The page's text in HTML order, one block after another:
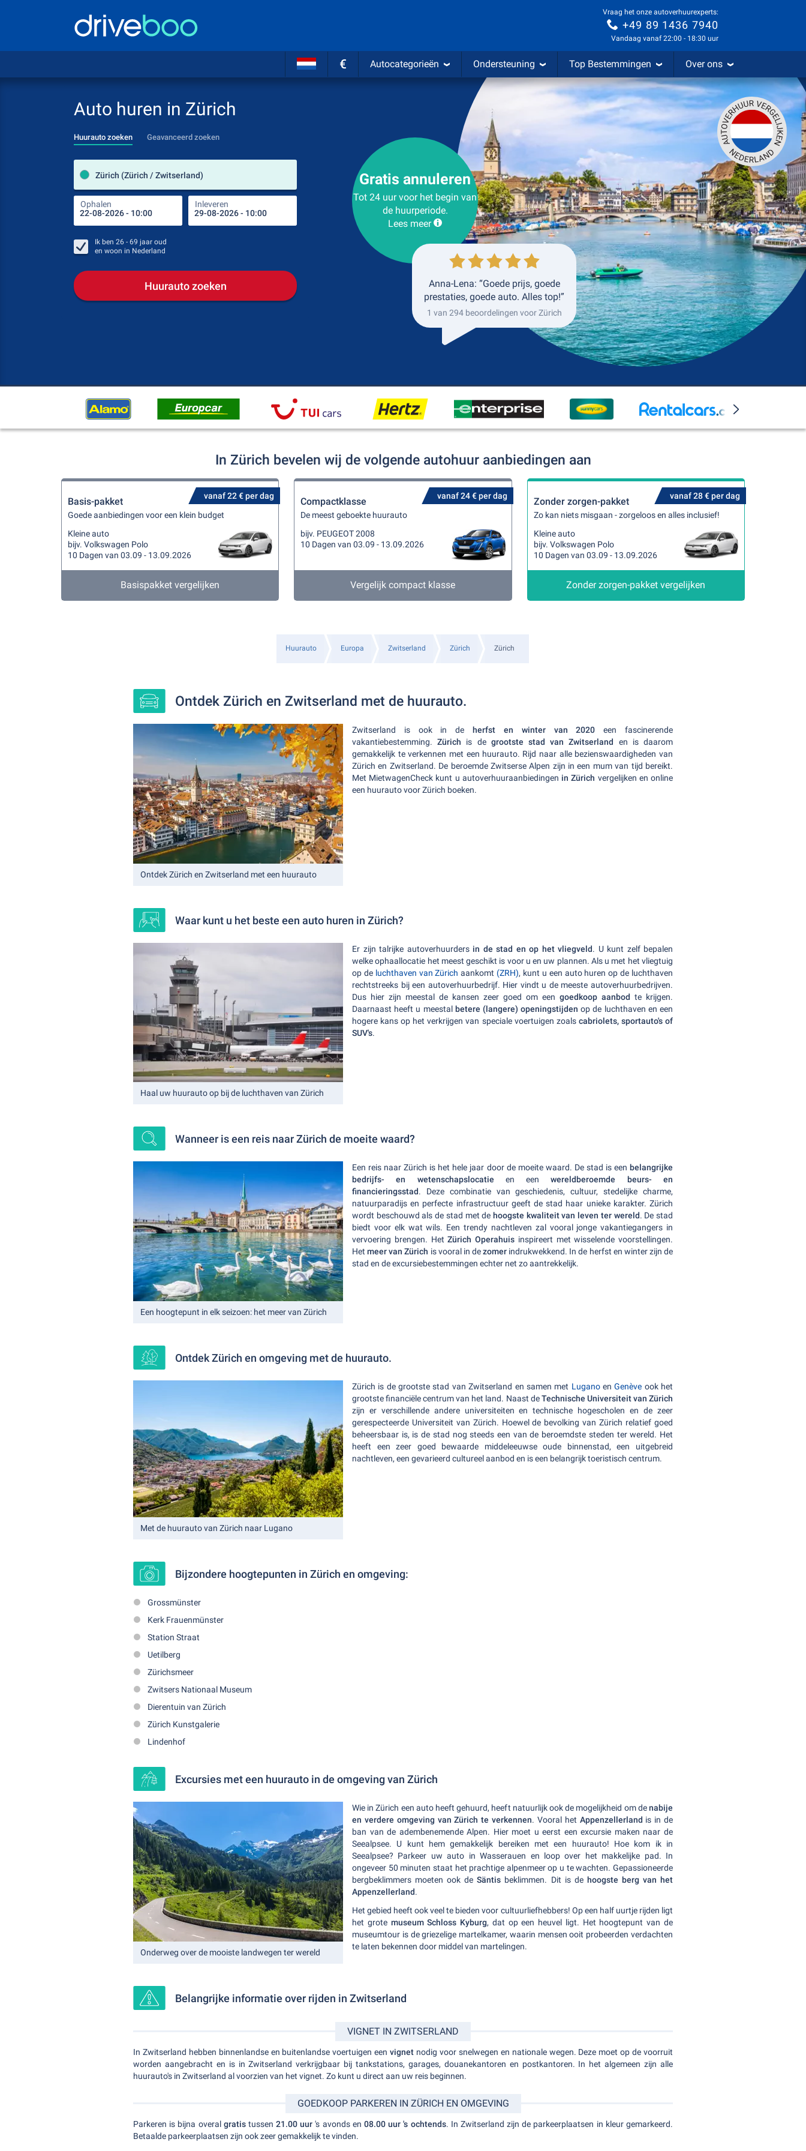
Vraag het onze autoverhuurexperts:
+49 89 1436 7940
Vandaag vanaf 22:00 - 18:30 uur
€ Autocategorieën Ondersteuning Top Bestemmingen Over ons
Auto huren in Zürich
Huurauto zoeken Geavanceerd zoeken
Zürich (Zürich / Zwitserland)
Ophalen Inleveren Plaats voor teruggave
Ik ben 26 - 69 jaar oud
en woon in Nederland
Huurauto zoeken
Gratis annuleren
Tot 24 uur voor het begin van
de huurperiode.
Lees meer
Anna-Lena: “Goede prijs, goede
prestaties, goede auto. Alles top!”
1 van 294 beoordelingen voor Zürich
In Zürich bevelen wij de volgende autohuur aanbiedingen aan
vanaf 22 € per dag
Basis-pakket
Goede aanbiedingen voor een klein budget
Kleine auto
bijv. Volkswagen Polo
10 Dagen van 03.09 - 13.09.2026
Basispakket vergelijken
vanaf 24 € per dag
Compactklasse
De meest geboekte huurauto
bijv. PEUGEOT 2008
10 Dagen van 03.09 - 13.09.2026
Vergelijk compact klasse
vanaf 28 € per dag
Zonder zorgen-pakket
Zo kan niets misgaan - zorgeloos en alles inclusief!
Kleine auto
bijv. Volkswagen Polo
10 Dagen van 03.09 - 13.09.2026
Zonder zorgen-pakket vergelijken
Huurauto Europa Zwitserland Zürich Zürich
Ontdek Zürich en Zwitserland met de huurauto.
Ontdek Zürich en Zwitserland met een huurauto
Zwitserland is ook in de herfst en winter van 2020 een fascinerende
vakantiebestemming.Zürich is de grootste stad van Zwitserland en is daarom
gemakkelijk te verkennen met een huurauto. Rijd naar alle bezienswaardigheden van
Zürich en Zwitserland. De beroemde Zwitserse Alpen zijn in een mum van tijd bereikt.
Met MietwagenCheck kunt u autoverhuuraanbiedingen in Zürich vergelijken en online
een huurauto voor Zürich boeken.
Waar kunt u het beste een auto huren in Zürich?
Haal uw huurauto op bij de luchthaven van Zürich
Er zijn talrijke autoverhuurders in de stad en op het vliegveld. U kunt zelf bepalen
welke ophaallocatie het meest geschikt is voor u en uw plannen. Als u met het vliegtuig
op de luchthaven van Zürich aankomt (ZRH), kunt u een auto huren op de luchthaven
rechtstreeks bij een autoverhuurbedrijf. Hier vindt u de meeste autoverhuurbedrijven.
Dus hier zijn meestal de kansen zeer goed om een goedkoop aanbod te krijgen.
Daarnaast heeft u meestal betere (langere) openingstijden op de luchthaven en een
hogere kans op het verkrijgen van speciale voertuigen zoals cabriolets, sportauto's of
SUV's.
Wanneer is een reis naar Zürich de moeite waard?
Een hoogtepunt in elk seizoen: het meer van Zürich
Een reis naar Zürich is het hele jaar door de moeite waard. De stad is een belangrijke
bedrijfs- en wetenschapslocatie en eenwereldberoemde beurs- en
financieringsstad. Deze combinatie van geschiedenis, cultuur, stedelijke charme,
natuurparadijs en perfecte infrastructuur geeft de stad haar unieke karakter. Zürich
wordt beschouwd als de stad met de hoogste kwaliteit van leven ter wereld. De stad
biedt voor elk wat wils. Een trendy nachtleven zal vooral jonge vakantiegangers in
vervoering brengen. HetZürich Operahuis inspireert met wisselende voorstellingen.
Hetmeer van Zürich is vooral in dezomer indrukwekkend. In de herfst en winter zijn de
stad en de excursiebestemmingen echter net zo aantrekkelijk.
Ontdek Zürich en omgeving met de huurauto.
Met de huurauto van Zürich naar Lugano
Zürich is de grootste stad van Zwitserland en samen met Lugano enGenève ook het
grootste financiële centrum van het land. Naast deTechnische Universiteit van Zürich
zijn er verschillende andere universiteiten en technische hogescholen en de zeer
gerespecteerde Universiteit van Zürich. Hoewel de bevolking van Zürich relatief goed
beheersbaar is, is de stad nog steeds een van de beroemdste steden ter wereld. Het
heeft een zeer goed bewaarde middeleeuwse oude binnenstad, een uitgebreid
nachtleven, een gevarieerd cultureel aanbod en is een belangrijk toeristisch centrum.
Bijzondere hoogtepunten in Zürich en omgeving:
Grossmünster
Kerk Frauenmünster
Station Straat
Uetilberg
Zürichsmeer
Zwitsers Nationaal Museum
Dierentuin van Zürich
Zürich Kunstgalerie
Lindenhof
Excursies met een huurauto in de omgeving van Zürich
Onderweg over de mooiste landwegen ter wereld
Wie in Zürich een auto heeft gehuurd, heeft natuurlijk ook de mogelijkheid om denabije
en verdere omgeving van Zürich te verkennen. Vooral het Appenzellerland is in de
ban van de adembenemende Alpen. Hier moet u eerst een excursie maken naar de
Seealpsee. U kunt hem gemakkelijk bereiken met een huurauto! Hoe kom ik in
Seealpsee? Parkeer uw auto in Wasserauen en loop over het makkelijke pad. In
ongeveer 50 minuten staat het prachtige alpenmeer op u te wachten. Gepassioneerde
bergbeklimmers moeten ook deSäntis beklimmen. Dit is de hoogste berg van het
Appenzellerland.
Het gebied heeft ook veel te bieden voor cultuurliefhebbers! Op een half uurtje rijden ligt
het grote museum Schloss Kyburg, dat op een heuvel ligt. Het hoogtepunt van de
museumtour is de griezelige martelkamer, waarin mensen ooit probeerden verdachten
te laten bekennen door middel van martelingen.
Belangrijke informatie over rijden in Zwitserland
VIGNET IN ZWITSERLAND
In Zwitserland hebben binnenlandse en buitenlandse voertuigen eenvignet nodig voor snelwegen en nationale wegen. Deze moet op de voorruit
worden aangebracht en is in Zwitserland verkrijgbaar bij tankstations, garages, douanekantoren en postkantoren. In het algemeen zijn alle
huurauto's in Zwitserland al voorzien van het vignet. Zo kunt u direct aan uw reis beginnen.
GOEDKOOP PARKEREN IN ZÜRICH EN OMGEVING
Parkeren is bijna overal gratistussen21.00 uur's avonds en08.00 uur 's ochtends. In Zwitserland zijn de parkeerplaatsen in kleur gemarkeerd.
Betaalde parkeerplaatsen zijn ook zeer gemakkelijk te vinden.